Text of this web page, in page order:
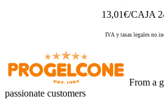
13,01€/CAJA
IVA y tasas legales no
From a
passionate customers